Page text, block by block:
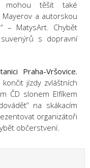
mohou těšit také
a autorskou
– MatysArt. Chybět
s dopravní
Praha-Vršovice.
jízdy zvláštních
ČD slonem Elfíkem
na skákacím
organizátoři
občerstvení.